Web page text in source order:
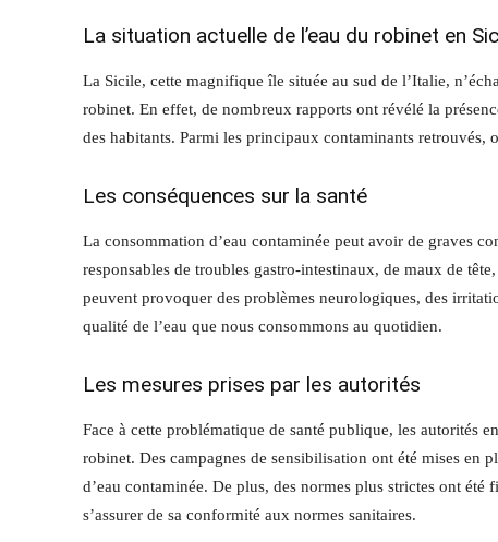
La situation actuelle de l’eau du robinet en
La Sicile, cette magnifique île située au sud de l’Italie,
robinet. En effet, de nombreux rapports ont révélé la
des habitants. Parmi les principaux contaminants retrouvés,
Les conséquences sur la santé
La consommation d’eau contaminée peut avoir de graves
responsables de troubles gastro-intestinaux, de maux de
peuvent provoquer des problèmes neurologiques, des
qualité de l’eau que nous consommons au quotidien.
Les mesures prises par les autorités
Face à cette problématique de santé publique, les autorités
robinet. Des campagnes de sensibilisation ont été mises en
d’eau contaminée. De plus, des normes plus strictes ont
s’assurer de sa conformité aux normes sanitaires.